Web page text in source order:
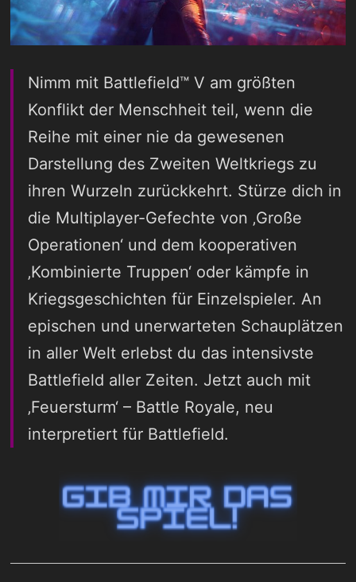
Nimm mit Battlefield™ V am größten
Konflikt der Menschheit teil, wenn die
Reihe mit einer nie da gewesenen
Darstellung des Zweiten Weltkriegs zu
ihren Wurzeln zurückkehrt. Stürze dich in
die Multiplayer-Gefechte von ‚Große
Operationen‘ und dem kooperativen
‚Kombinierte Truppen‘ oder kämpfe in
Kriegsgeschichten für Einzelspieler. An
epischen und unerwarteten Schauplätzen
in aller Welt erlebst du das intensivste
Battlefield aller Zeiten. Jetzt auch mit
‚Feuersturm‘ – Battle Royale, neu
interpretiert für Battlefield.